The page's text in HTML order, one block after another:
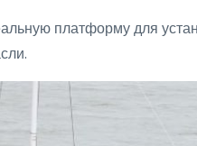
платформу для